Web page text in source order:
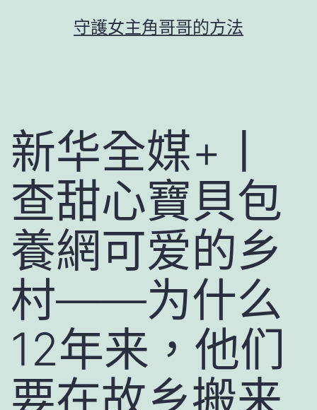
守護女主角哥哥的方法
新华全媒+丨
查甜心寶貝包
養網可爱的乡
村——为什么
12年来，他们
要在故乡搬来